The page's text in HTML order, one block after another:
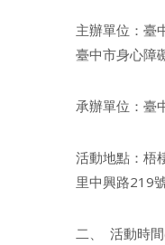
主辦單位：臺
臺中市身心障
承辦單位：臺
活動地點：梧
里中興路219
二、 活動時